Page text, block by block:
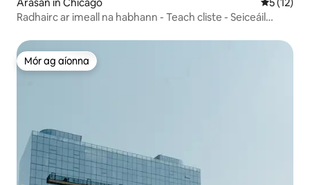
Radhairc ar imeall na habhann - Teach cliste - Seiceáil
Mór ag aíonna
Mór ag aíonna